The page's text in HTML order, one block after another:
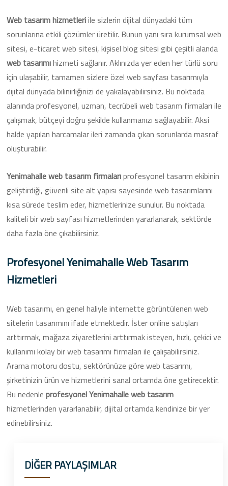
Web tasarım hizmetleriile sizlerin dijital dünyadaki tüm
sorunlarına etkili çözümler üretilir. Bunun yanı sıra kurumsal web
sitesi, e-ticaret web sitesi, kişisel blog sitesi gibi çeşitli alanda
web tasarımıhizmeti sağlanır. Aklınızda yer eden her türlü soru
için ulaşabilir, tamamen sizlere özel web sayfası tasarımıyla
dijital dünyada bilinirliğinizi de yakalayabilirsiniz. Bu noktada
alanında profesyonel, uzman, tecrübeli web tasarım firmaları ile
çalışmak, bütçeyi doğru şekilde kullanmanızı sağlayabilir. Aksi
halde yapılan harcamalar ileri zamanda çıkan sorunlarda masraf
oluşturabilir.
Yenimahalle web tasarım firmalarıprofesyonel tasarım ekibinin
geliştirdiği, güvenli site alt yapısı sayesinde web tasarımlarını
kısa sürede teslim eder, hizmetlerinize sunulur. Bu noktada
kaliteli bir web sayfası hizmetlerinden yararlanarak, sektörde
daha fazla öne çıkabilirsiniz.
Profesyonel Yenimahalle Web Tasarım
Hizmetleri
Web tasarımı, en genel haliyle internette görüntülenen web
sitelerin tasarımını ifade etmektedir. İster online satışları
arttırmak, mağaza ziyaretlerini arttırmak isteyen, hızlı, çekici ve
kullanımı kolay bir web tasarımı firmaları ile çalışabilirsiniz.
Arama motoru dostu, sektörünüze göre web tasarımı,
şirketinizin ürün ve hizmetlerini sanal ortamda öne getirecektir.
Bu nedenle profesyonel Yenimahalle web tasarım
hizmetlerinden yararlanabilir, dijital ortamda kendinize bir yer
edinebilirsiniz.
DİĞER PAYLAŞIMLAR